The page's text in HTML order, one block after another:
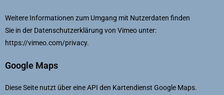
Weitere Informationen zum Umgang mit Nutzerdaten finden
Sie in der Datenschutzerklärung von Vimeo unter:
https://vimeo.com/privacy.
Google Maps
Diese Seite nutzt über eine API den Kartendienst Google Maps.